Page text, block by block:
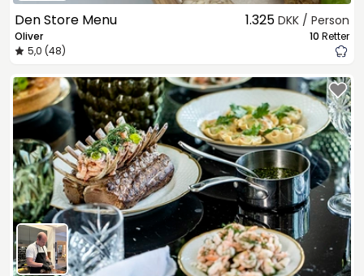
Den Store Menu
Oliver
5,0 (48)
1.325 DKK / Person
10 Retter